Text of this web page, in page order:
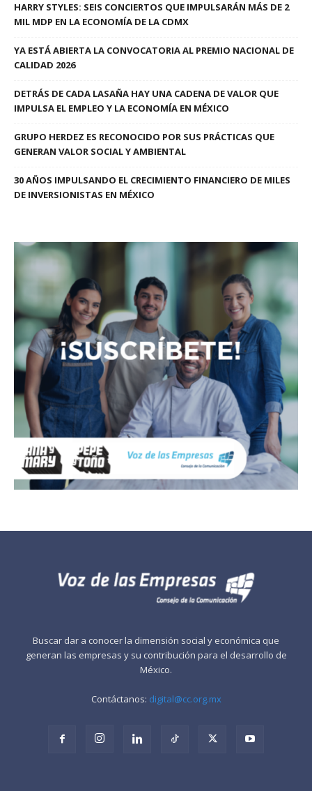
HARRY STYLES: SEIS CONCIERTOS QUE IMPULSARÁN MÁS DE 2
MIL MDP EN LA ECONOMÍA DE LA CDMX
YA ESTÁ ABIERTA LA CONVOCATORIA AL PREMIO NACIONAL DE
CALIDAD 2026
DETRÁS DE CADA LASAÑA HAY UNA CADENA DE VALOR QUE
IMPULSA EL EMPLEO Y LA ECONOMÍA EN MÉXICO
GRUPO HERDEZ ES RECONOCIDO POR SUS PRÁCTICAS QUE
GENERAN VALOR SOCIAL Y AMBIENTAL
30 AÑOS IMPULSANDO EL CRECIMIENTO FINANCIERO DE MILES
DE INVERSIONISTAS EN MÉXICO
Buscar dar a conocer la dimensión social y económica que
generan las empresas y su contribución para el desarrollo de
México.
Contáctanos: digital@cc.org.mx